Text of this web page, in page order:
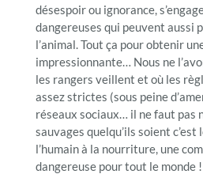
désespoir ou ignorance,
dangereuses qui peuvent aussi
l’animal. Tout ça pour obtenir
impressionnante… Nous ne
les rangers veillent et où les
assez strictes (sous peine
réseaux sociaux… il ne faut pas
sauvages quelqu’ils soient
l’humain à la nourriture, une
dangereuse pour tout le monde !